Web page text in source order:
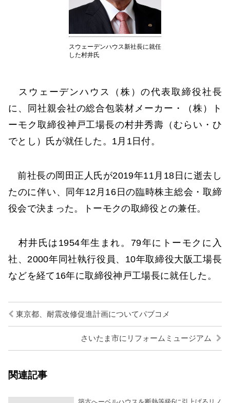
スウェーデンハウス新社長に就任
した村井氏
スウェーデンハウス（株）の代表取締役社長
に、同社親会社の総合包装材メーカー・（株）ト
ーモク取締役神戸工場長の村井秀壽（むらい・ひ
でとし）氏が就任した。1月1日付。
前社長の岡田正人氏が2019年11月18日に逝去し
たのに伴い、同年12月16日の臨時株主総会・取締
役会で決まった。トーモクの取締役との兼任。
村井氏は1954年生まれ。79年にトーモクに入
社、2000年同社執行役員、10年取締役大阪工場長
などを経て16年に取締役神戸工場長に就任した。
東京都、耐震改修促進計画についてパブコメ
さいたま市にリフォームミュージアム
関連記事